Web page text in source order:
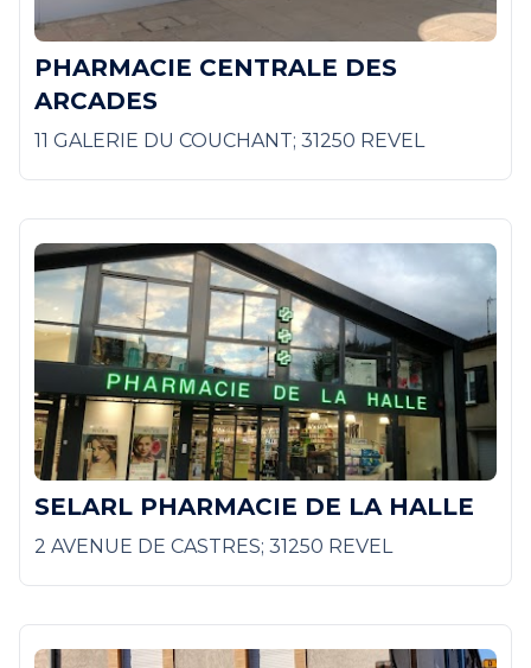
PHARMACIE CENTRALE DES
ARCADES
11 GALERIE DU COUCHANT; 31250 REVEL
SELARL PHARMACIE DE LA HALLE
2 AVENUE DE CASTRES; 31250 REVEL